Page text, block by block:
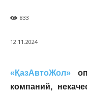
833
12.11.2024
«ҚазАвтоЖол»
компаний,